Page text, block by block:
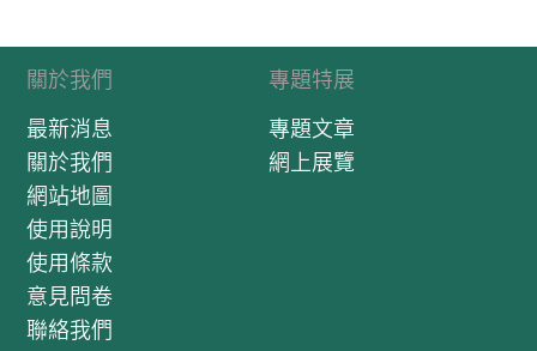
關於我們
最新消息
關於我們
網站地圖
使用說明
使用條款
意見問卷
聯絡我們
專題特展
專題文章
網上展覽